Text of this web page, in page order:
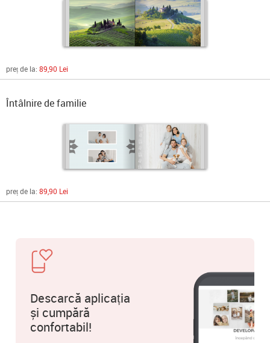
preț de la: 89,90 Lei
Întâlnire de familie
preț de la: 89,90 Lei
Descarcă aplicația
și cumpără
confortabil!